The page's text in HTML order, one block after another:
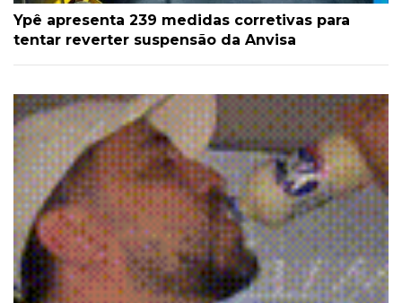
Ypê apresenta 239 medidas corretivas para
tentar reverter suspensão da Anvisa